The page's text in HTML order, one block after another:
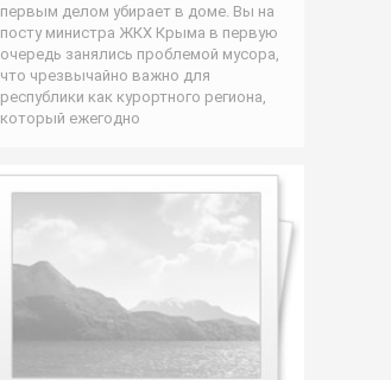
первым делом убирает в доме. Вы на
посту министра ЖКХ Крыма в первую
очередь занялись проблемой мусора,
что чрезвычайно важно для
республики как курортного региона,
который ежегодно